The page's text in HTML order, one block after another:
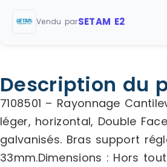
Vendu parSETAM E2
Description du
7108501 – Rayonnage
léger, horizontal, Double
galvanisés. Bras support
33mm.Dimensions : Hors tout